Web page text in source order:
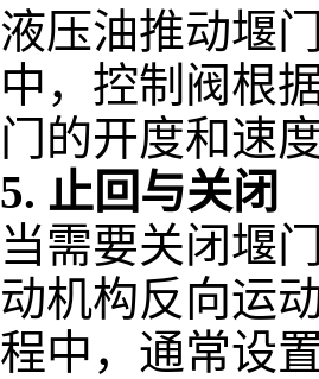
液压油推动堰
中，控制阀根
门的开度和速度
5. 止回与关闭
当需要关闭堰
动机构反向运
程中，通常设